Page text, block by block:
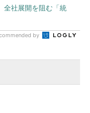
社展開を阻む「統
by